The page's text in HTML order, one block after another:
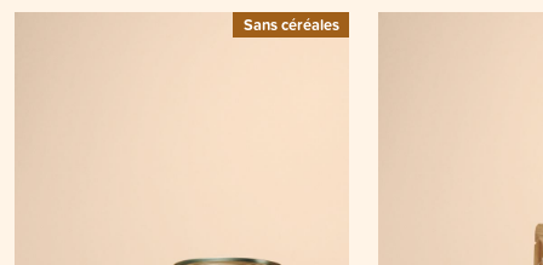
Sans céréales